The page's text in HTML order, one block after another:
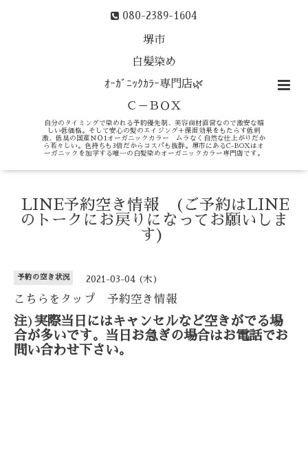
080-2389-1604
堺市
白髪染め
ｵｰｶﾞﾆｯｸｶﾗｰ専門店🌿
Ｃ－ＢＯＸ
自分のタイミングで染めれる予約優先制、美容商材直営なので激安な嬉
しい低価格。そして安心の髪のエイジング＋保湿効果をもたらす低刺
激、低臭の国産ＮＯ1オーガニックカラー ムラなく自然な仕上がりだか
ら若々しい。色持ちも3倍だからコスパも抜群。堺市にあるC-BOXはオ
ーガニックを加学する唯一の白髪染めオーガニックカラー専門店です。
LINE予約空き情報 (ご予約はLINE
のトークにお戻りになってお願いしま
す)
予約の空き状況 2021-03-04 (木)
こちらをタップ 予約空き情報
注) 実際当日にはキャンセルなど空きがでる場
合が多いです。当日お急ぎの場合はお電話でお
問い合わせ下さい。